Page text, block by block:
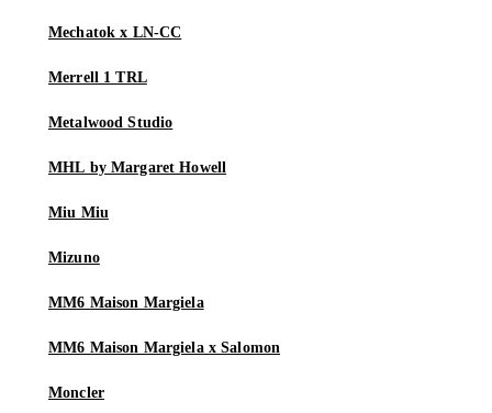
Mechatok x LN-CC
Merrell 1 TRL
Metalwood Studio
MHL by Margaret Howell
Miu Miu
Mizuno
MM6 Maison Margiela
MM6 Maison Margiela x Salomon
Moncler